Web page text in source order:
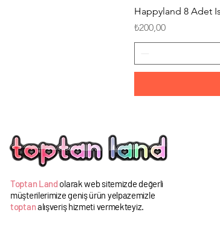
Happyland 8 Adet
Fiyat
₺200,00
Toptan Land olarak web sitemizde değerli
müşterilerimize geniş ürün yelpazemizle
toptanalışveriş hizmeti vermekteyiz.